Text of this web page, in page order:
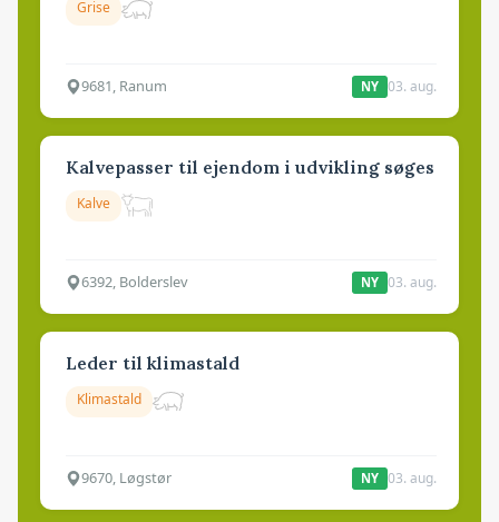
Grise
9681, Ranum NY 03. aug.
Kalvepasser til ejendom i udvikling søges
Kalve
6392, Bolderslev NY 03. aug.
Leder til klimastald
Klimastald
9670, Løgstør NY 03. aug.